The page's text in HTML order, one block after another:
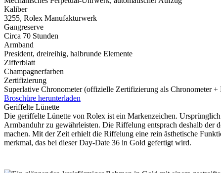
Kaliber
3255, Rolex Manufakturwerk
Gangreserve
Circa 70 Stunden
Armband
President, dreireihig, halbrunde Elemente
Zifferblatt
Champagnerfarben
Zertifizierung
Superlative Chronometer (offizielle Zertifizierung als Chronometer +
Broschüre herunterladen
Geriffelte Lünette
Die geriffelte Lünette von Rolex ist ein Markenzeichen.
Armbanduhr zu gewährleisten. Die Riffelung entsprach deshalb der
machen. Mit der Zeit erhielt die Riffelung eine rein ästhetische
merkmal, das bei dieser Day-Date 36 in Gold gefertigt wird.